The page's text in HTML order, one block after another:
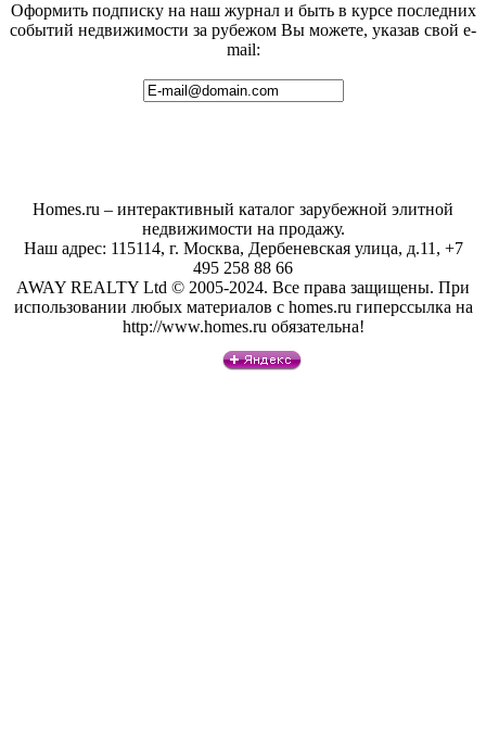
Оформить подписку на наш журнал и быть в курсе последних
событий недвижимости за рубежом Вы можете, указав свой e-
mail:
Homes.ru – интерактивный каталог зарубежной элитной
недвижимости на продажу.
Наш адрес: 115114, г. Москва, Дербеневская улица, д.11, +7
495 258 88 66
AWAY REALTY Ltd © 2005-2024. Все права защищены. При
использовании любых материалов с homes.ru гиперссылка на
http://www.homes.ru обязательна!